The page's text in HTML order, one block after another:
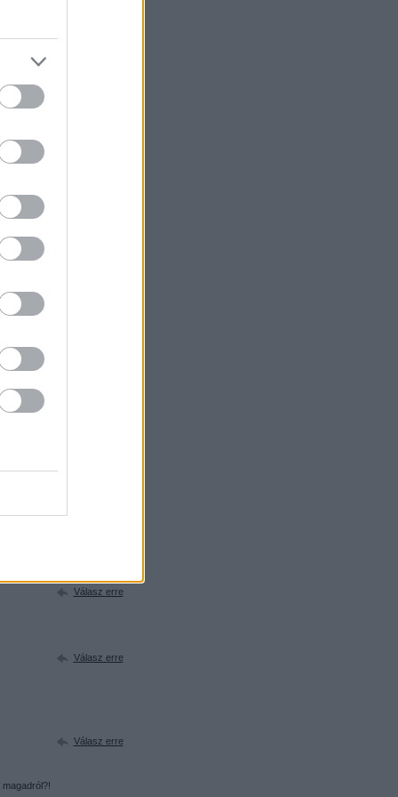
formában is megtartani egy
szűk körét érdekelték.) És
13:08:45
13:12:25
legócskákkal akarnak
Válasz erre
Válasz erre
Válasz erre